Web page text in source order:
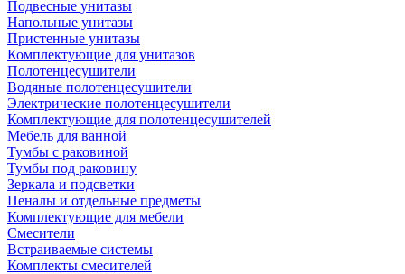
Подвесные унитазы
Напольные унитазы
Пристенные унитазы
Комплектующие для унитазов
Полотенцесушители
Водяные полотенцесушители
Электрические полотенцесушители
Комплектующие для полотенцесушителей
Мебель для ванной
Тумбы с раковиной
Тумбы под раковину
Зеркала и подсветки
Пеналы и отдельные предметы
Комплектующие для мебели
Смесители
Встраиваемые системы
Комплекты смесителей